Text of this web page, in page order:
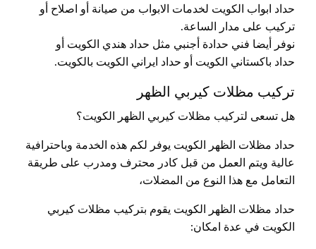
حداد ابواب الكويت لخدمات الابواب من صيانة أو اصلاح أو
تركيب على مدار الساعة.
نوفر أيضا فني حدادة أجنبي مثل حداد هندي الكويت أو
حداد باكستاني الكويت أو حداد ايراني الكويت بالكويت.
تركيب مظلات كيربي الظهر
هل تسعى لتركيب مظلات كيربي الظهر الكويت؟
حداد مظلات الظهر الكويت يوفر لكم هذه الخدمة وباحترافية
عالية ويتم العمل من قبل كادر محترف ومدرب على طريقة
التعامل مع هذا النوع من المضلات،
حداد مظلات الظهر الكويت يقوم بتركيب مظلات كيربي
الكويت في عدة امكان: